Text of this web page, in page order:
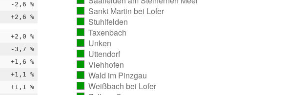
-2,6 %
+2,6 %
+2,0 %
-3,7 %
+1,6 %
+1,1 %
+1,1 %
ausgezählt)
Sankt Martin bei Lofer
ausgezählt)
Stuhlfelden
ausgezählt)
Taxenbach
ausgezählt)
Unken
ausgezählt)
Uttendorf
ausgezählt)
Viehhofen
ausgezählt)
Wald im Pinzgau
ausgezählt)
Weißbach bei Lofer